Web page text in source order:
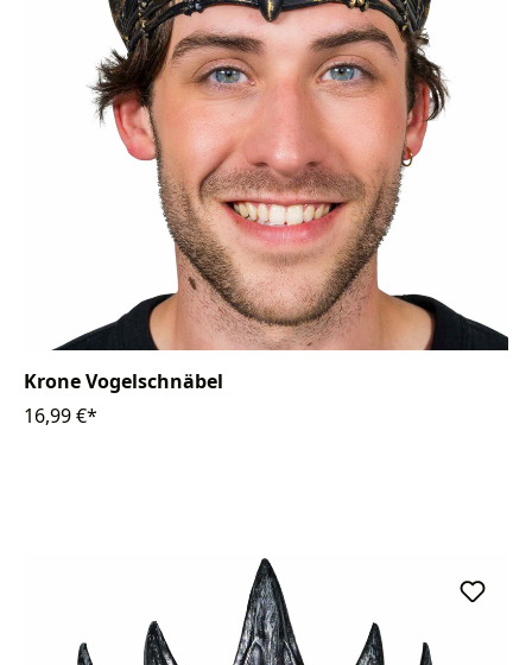
Krone Vogelschnäbel
16,99 €*